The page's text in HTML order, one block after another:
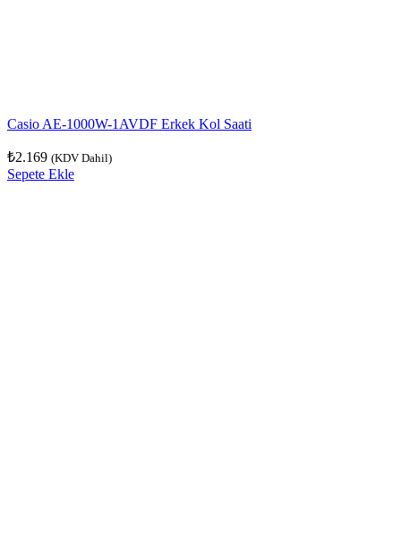
Casio AE-1000W-1AVDF Erkek Kol Saati
₺2.169 (KDV Dahil)
Sepete Ekle